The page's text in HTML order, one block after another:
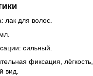
лак для волос.
сильный.
фиксация, лёгкость,
вид.